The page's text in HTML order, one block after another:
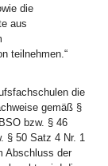
die
aus
teilnehmen.“
die
gemäß §
bzw. § 46
§ 50 Satz 4 Nr. 1
Abschluss der